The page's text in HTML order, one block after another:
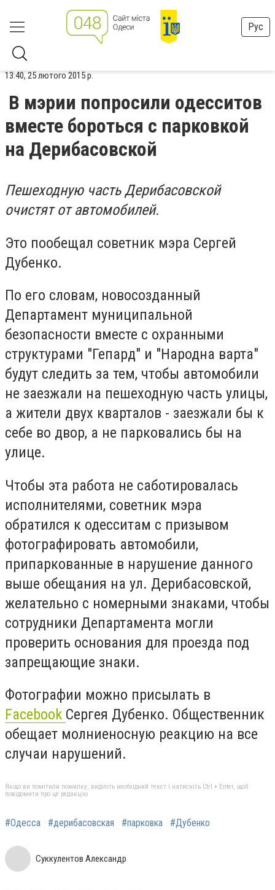
Рус
13:40, 25 лютого 2015 р.
В мэрии попросили одесситов
вместе бороться с парковкой
на Дерибасовской
Пешеходную часть Дерибасовской
очистят от автомобилей.
Это пообещал советник мэра Сергей
Дубенко.
По его словам, новосозданный
Департамент муниципальной
безопасности вместе с охранными
структурами "Гепард" и "Народна варта"
будут следить за тем, чтобы автомобили
не заезжали на пешеходную часть улицы,
а жители двух кварталов - заезжали бы к
себе во двор, а не парковались бы на
улице.
Чтобы эта работа не саботировалась
исполнителями, советник мэра
обратился к одесситам с призывом
фотографировать автомобили,
припаркованные в нарушение данного
выше обещания на ул. Дерибасовской,
желательно с номерными знаками, чтобы
сотрудники Департамента могли
проверить основания для проезда под
запрещающие знаки.
Фотографии можно присылать в
Facebook Сергея Дубенко. Общественник
обещает молниеносную реакцию на все
случаи нарушений.
Якщо ви помітили помилку, виділіть необхідний текст і натисніть Ctrl + Enter, щоб
повідомити про це редакцію
#Одесса #дерибасовская #парковка #Дубенко
Суккулентов Александр